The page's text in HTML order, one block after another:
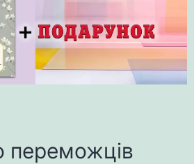
переможців